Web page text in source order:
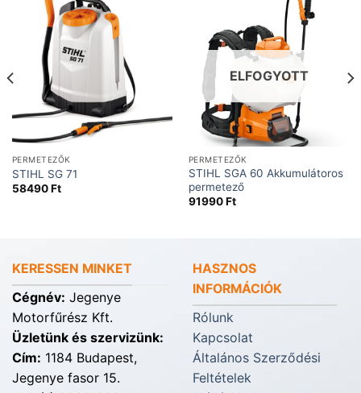
PERMETEZŐK
STIHL SG 71
58490Ft
ELFOGYOTT
PERMETEZŐK
STIHL SGA 60 Akkumulátoros
permetező
91990Ft
KERESSEN MINKET
Cégnév: Jegenye
Motorfűrész Kft.
Üzletünk és szervizünk:
Cím: 1184 Budapest,
Jegenye fasor 15.
HASZNOS
INFORMÁCIÓK
Rólunk
Kapcsolat
Általános Szerződési
Feltételek